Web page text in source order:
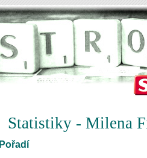
Statistiky - Milena
Pořadí